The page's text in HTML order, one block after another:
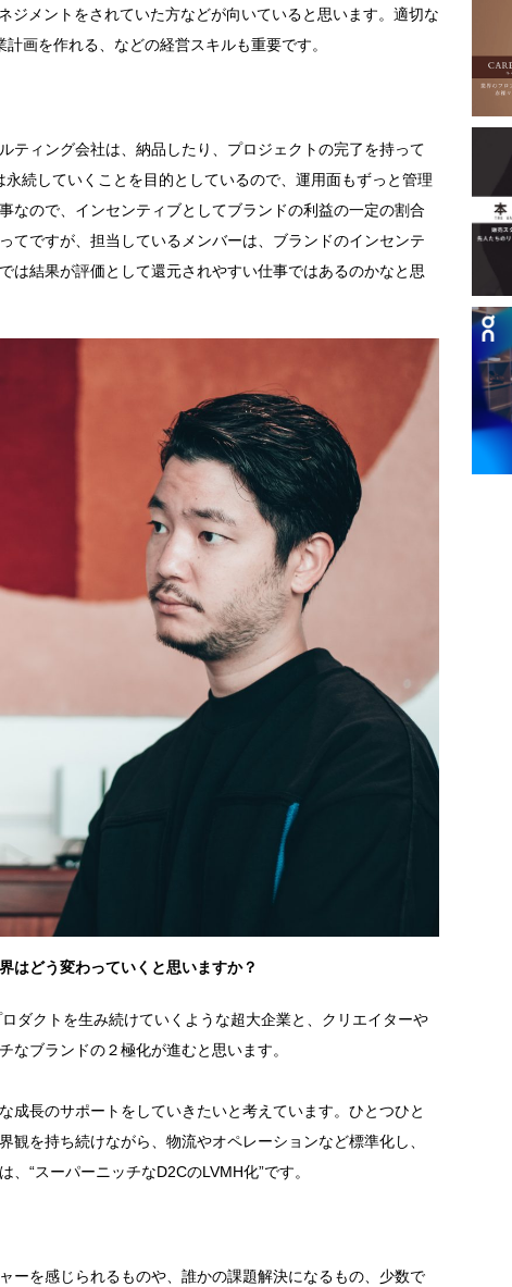
メントをされていた方などが向いていると思います。適切な
画を作れる、などの経営スキルも重要です。
ティング会社は、納品したり、プロジェクトの完了を持って
続していくことを目的としているので、運用面もずっと管理
なので、インセンティブとしてブランドの利益の一定の割合
てですが、担当しているメンバーは、ブランドのインセンテ
は結果が評価として還元されやすい仕事ではあるのかなと思
はどう変わっていくと思いますか？
ダクトを生み続けていくような超大企業と、クリエイターや
ブランドの２極化が進むと思います。
長のサポートをしていきたいと考えています。ひとつひと
を持ち続けながら、物流やオペレーションなど標準化し、
“スーパーニッチなD2CのLVMH化”です。
ーを感じられるものや、誰かの課題解決になるもの、少数で